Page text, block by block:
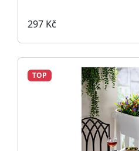
297 Kč
TOP